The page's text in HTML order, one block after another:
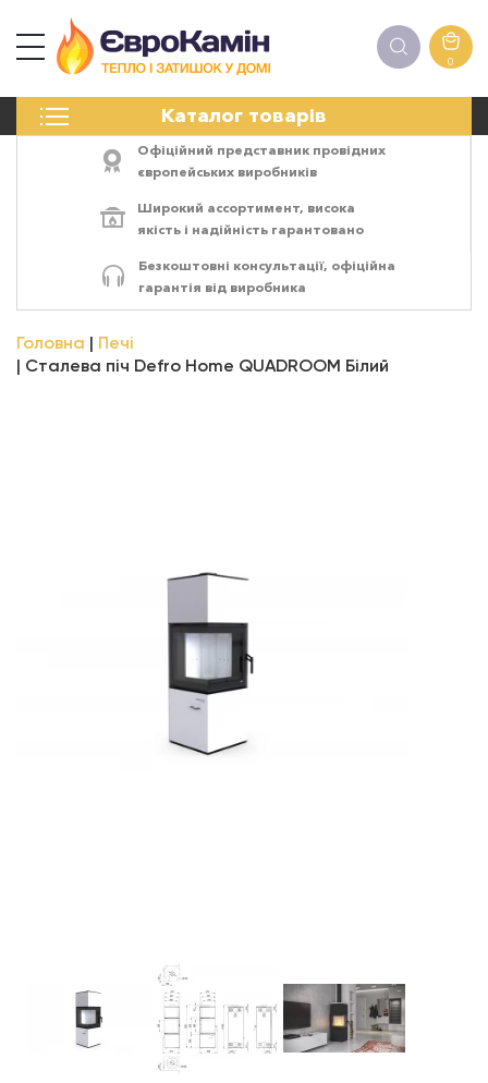
0
Каталог товарів
ПЕЧІ
ЕЛЕКТРОКАМІНИ
АКСЕСУАРИ
Офіційний представник провідних
європейських виробників
Широкий ассортимент, висока
якість і надійність гарантовано
Безкоштовні консультації, офіційна
гарантія від виробника
Головна
Печі
Сталева піч Defro Home QUADROOM Білий